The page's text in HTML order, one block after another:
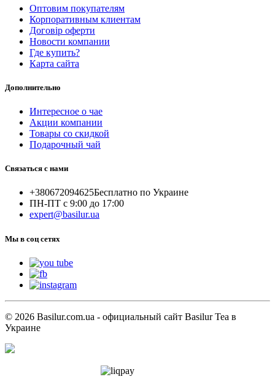
Оптовим покупателям
Корпоративным клиентам
Договір оферти
Новости компании
Где купить?
Карта сайта
Дополнительно
Интересное о чае
Акции компании
Товары со скидкой
Подарочный чай
Связаться с нами
+380672094625Бесплатно по Украине
ПН-ПТ с 9:00 до 17:00
expert@basilur.ua
Мы в соц сетях
© 2026 Basilur.com.ua - официальный сайт Basilur Tea в
Украине